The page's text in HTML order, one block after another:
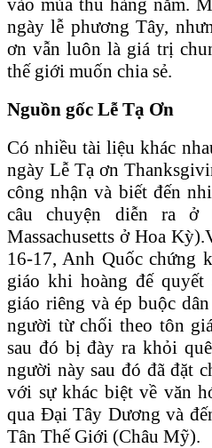
vào mùa thu hàng năm.
ngày lễ phương Tây,
ơn vẫn luôn là giá trị
thế giới muốn chia sẻ.
Nguồn gốc Lễ Tạ Ơn
Có nhiều tài liệu khác
ngày Lễ Tạ ơn
công nhận và biết đến
câu chuyện diễn ra ở
Massachusetts ở Hoa
16-17, Anh Quốc chứng
giáo khi hoàng đế
giáo riêng và ép buộc
người từ chối theo tôn
sau đó bị đày ra khỏi
người này sau đó đã đặt
với sự khác biệt về văn
qua Đại Tây Dương và
Tân Thế Giới (Châu Mỹ).